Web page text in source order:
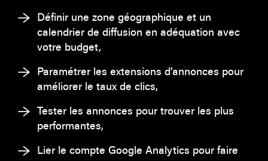
Définir une zone géographique et un
calendrier de diffusion en adéquation avec
votre budget,
Paramétrer les extensions d’annonces pour
améliorer le taux de clics,
Tester les annonces pour trouver les plus
performantes,
Lier le compte Google Analytics pour faire